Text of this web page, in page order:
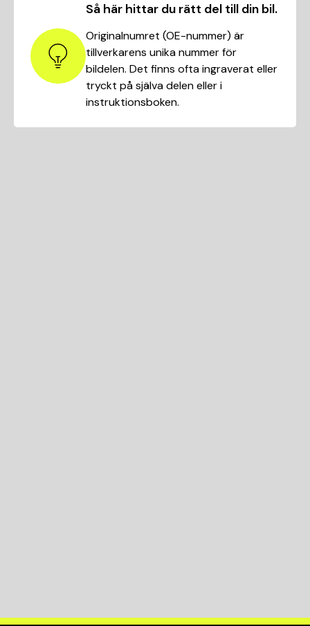
Så här hittar du rätt del till din bil.
Originalnumret (OE-nummer) är
tillverkarens unika nummer för
bildelen. Det finns ofta ingraverat eller
tryckt på själva delen eller i
instruktionsboken.